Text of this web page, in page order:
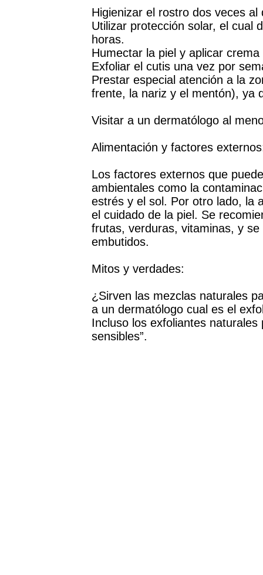
Higienizar el rostro dos veces al
Utilizar protección solar, el cual
horas.
Humectar la piel y aplicar
Exfoliar el cutis una vez por
Prestar especial atención a la
frente, la nariz y el mentón), ya
Visitar a un dermatólogo al
Alimentación y factores
Los factores externos que
ambientales como la
estrés y el sol. Por otro lado, la
el cuidado de la piel. Se
frutas, verduras, vitaminas, y
embutidos.
Mitos y verdades:
¿Sirven las mezclas naturales
a un dermatólogo cual es el
Incluso los exfoliantes
sensibles”.